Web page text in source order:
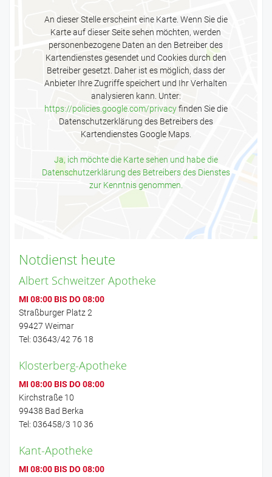
An dieser Stelle erscheint eine Karte. Wenn Sie die
Karte auf dieser Seite sehen möchten, werden
personenbezogene Daten an den Betreiber des
Kartendienstes gesendet und Cookies durch den
Betreiber gesetzt. Daher ist es möglich, dass der
Anbieter Ihre Zugriffe speichert und Ihr Verhalten
analysieren kann. Unter:
https://policies.google.com/privacyfinden Sie die
Datenschutzerklärung des Betreibers des
Kartendienstes Google Maps.
Ja, ich möchte die Karte sehen und habe die
Datenschutzerklärung des Betreibers des Dienstes
zur Kenntnis genommen.
Notdienst heute
Albert Schweitzer Apotheke
MI 08:00 BIS DO 08:00
Straßburger Platz 2
99427 Weimar
Tel: 03643/42 76 18
Klosterberg-Apotheke
MI 08:00 BIS DO 08:00
Kirchstraße 10
99438 Bad Berka
Tel: 036458/3 10 36
Kant-Apotheke
MI 08:00 BIS DO 08:00